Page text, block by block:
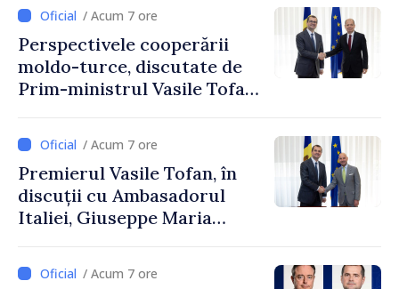
/ Acum 7 ore
Perspectivele cooperării
moldo-turce, discutate de
Prim-ministrul Vasile Tofan
Uygar Mustafa Sertel
/ Acum 7 ore
Premierul Vasile Tofan, în
discuții cu Ambasadorul
Italiei, Giuseppe Maria
/ Acum 7 ore